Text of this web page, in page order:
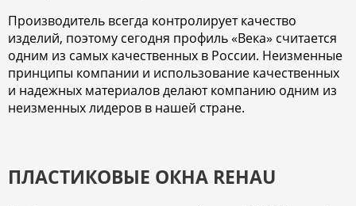
Производитель всегда контролирует качество
изделий, поэтому сегодня профиль «Века» считается
одним из самых качественных в России. Неизменные
принципы компании и использование качественных
и надежных материалов делают компанию одним из
неизменных лидеров в нашей стране.
ПЛАСТИКОВЫЕ ОКНА REHAU